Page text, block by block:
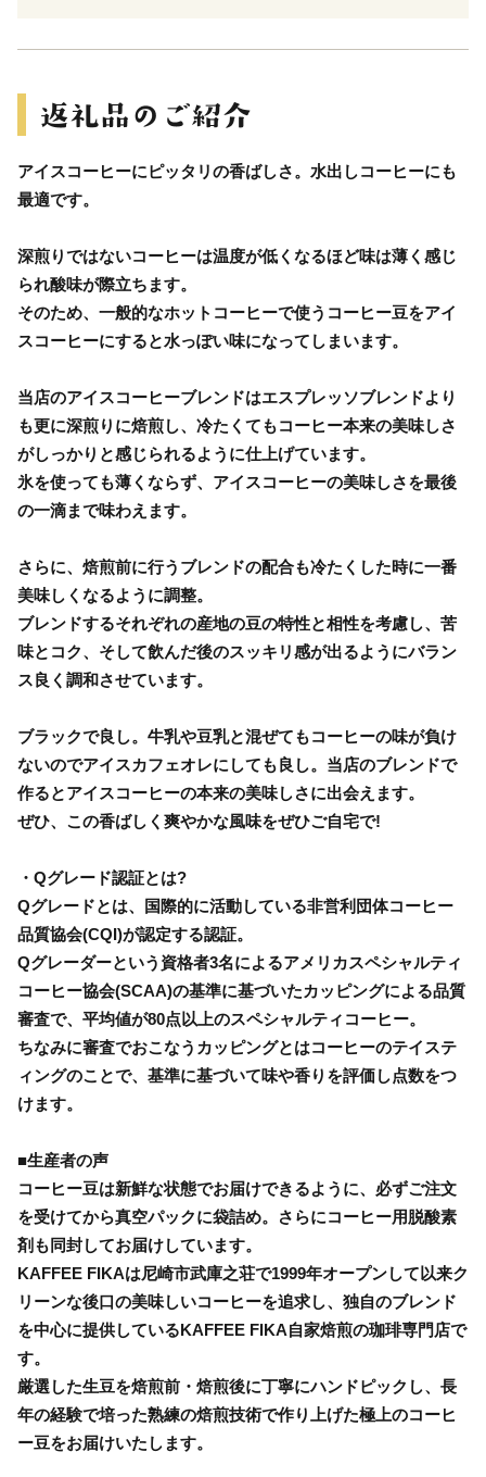
アイスコーヒーにピッタリの香ばしさ。水出しコーヒーにも
最適です。
深煎りではないコーヒーは温度が低くなるほど味は薄く感じ
られ酸味が際立ちます。
そのため、一般的なホットコーヒーで使うコーヒー豆をアイ
スコーヒーにすると水っぽい味になってしまいます。
当店のアイスコーヒーブレンドはエスプレッソブレンドより
も更に深煎りに焙煎し、冷たくてもコーヒー本来の美味しさ
がしっかりと感じられるように仕上げています。
氷を使っても薄くならず、アイスコーヒーの美味しさを最後
の一滴まで味わえます。
さらに、焙煎前に行うブレンドの配合も冷たくした時に一番
美味しくなるように調整。
ブレンドするそれぞれの産地の豆の特性と相性を考慮し、苦
味とコク、そして飲んだ後のスッキリ感が出るようにバラン
ス良く調和させています。
ブラックで良し。牛乳や豆乳と混ぜてもコーヒーの味が負け
ないのでアイスカフェオレにしても良し。当店のブレンドで
作るとアイスコーヒーの本来の美味しさに出会えます。
ぜひ、この香ばしく爽やかな風味をぜひご自宅で!
・Qグレード認証とは?
Qグレードとは、国際的に活動している非営利団体コーヒー
品質協会(CQI)が認定する認証。
Qグレーダーという資格者3名によるアメリカスペシャルティ
コーヒー協会(SCAA)の基準に基づいたカッピングによる品質
審査で、平均値が80点以上のスペシャルティコーヒー。
ちなみに審査でおこなうカッピングとはコーヒーのテイステ
ィングのことで、基準に基づいて味や香りを評価し点数をつ
けます。
■生産者の声
コーヒー豆は新鮮な状態でお届けできるように、必ずご注文
を受けてから真空パックに袋詰め。さらにコーヒー用脱酸素
剤も同封してお届けしています。
KAFFEE FIKAは尼崎市武庫之荘で1999年オープンして以来ク
リーンな後口の美味しいコーヒーを追求し、独自のブレンド
を中心に提供しているKAFFEE FIKA自家焙煎の珈琲専門店で
す。
厳選した生豆を焙煎前・焙煎後に丁寧にハンドピックし、長
年の経験で培った熟練の焙煎技術で作り上げた極上のコーヒ
ー豆をお届けいたします。